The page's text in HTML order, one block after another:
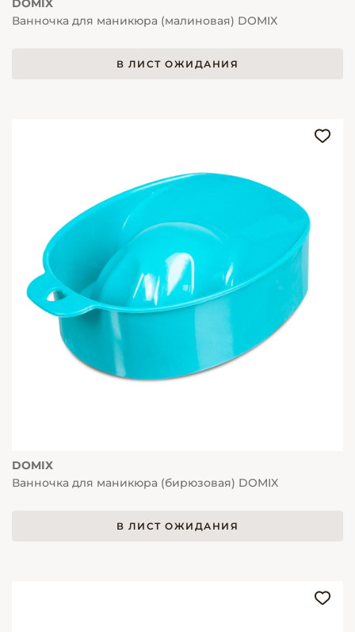
DOMIX
Ванночка для маникюра (малиновая) DOMIX
В ЛИСТ ОЖИДАНИЯ
DOMIX
Ванночка для маникюра (бирюзовая) DOMIX
В ЛИСТ ОЖИДАНИЯ